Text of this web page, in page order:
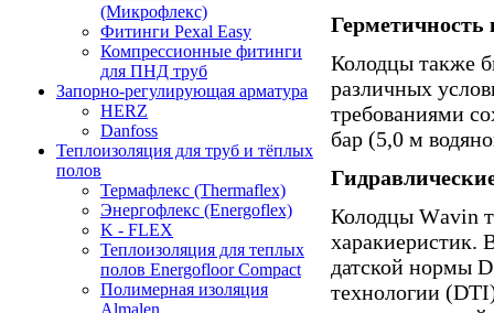
(Микрофлекс)
Фитинги Pexal Easy
Компрессионные фитинги
для ПНД труб
Запорно-регулирующая арматура
HERZ
Danfoss
Теплоизоляция для труб и тёплых
полов
Термафлекс (Thermaflex)
Энергофлекс (Energoflex)
K - FLEX
Теплоизоляция для теплых
полов Energofloor Compact
Полимерная изоляция
Almalen
Герметичность
Колодцы также
различных
требованиями
бар (5,0 м
Колодцы Wаvin
харакиеристик.
датской нормы
технологии